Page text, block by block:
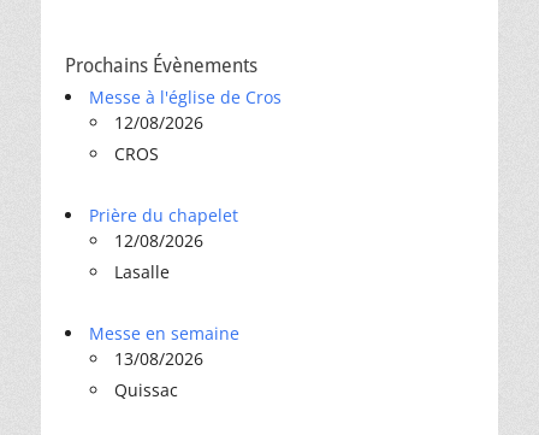
Prochains Évènements
Messe à l'église de Cros
12/08/2026
CROS
Prière du chapelet
12/08/2026
Lasalle
Messe en semaine
13/08/2026
Quissac